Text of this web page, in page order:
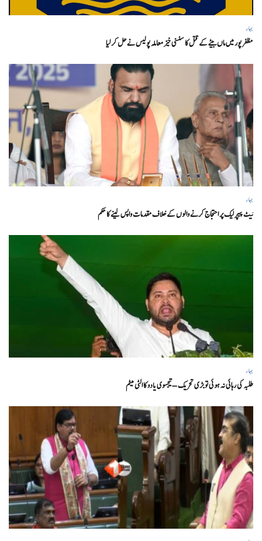
بہار
مظفر پور میں ماں بیٹے کے قتل کا سنسنی خیز معاملہ پولیس نے حل کر لیا
بہار
نیٹ پیپر لیک پر احتجاج کرنے والوں کے خلاف مقدمات واپس لینے کا حکم
بہار
طلبہ کی رہائی نہ ہوئی تو بڑی تحریک – تیجسوی یادو کا الٹی میٹم